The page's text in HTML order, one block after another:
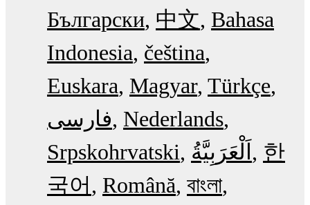
Български 中文 Bahasa
Indonesia čeština
Euskara Magyar Türkçe
فارسی Nederlands
Srpskohrvatski
한
국어
Română বাংলা